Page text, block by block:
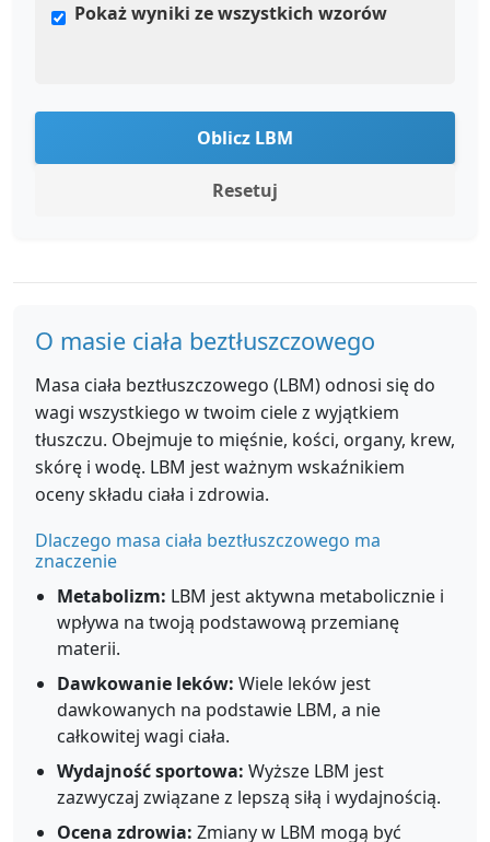
Pokaż wyniki ze wszystkich wzorów
Oblicz LBM
Resetuj
O masie ciała beztłuszczowego
Masa ciała beztłuszczowego (LBM) odnosi się do
wagi wszystkiego w twoim ciele z wyjątkiem
tłuszczu. Obejmuje to mięśnie, kości, organy, krew,
skórę i wodę. LBM jest ważnym wskaźnikiem
oceny składu ciała i zdrowia.
Dlaczego masa ciała beztłuszczowego ma
znaczenie
Metabolizm: LBM jest aktywna metabolicznie i
wpływa na twoją podstawową przemianę
materii.
Dawkowanie leków: Wiele leków jest
dawkowanych na podstawie LBM, a nie
całkowitej wagi ciała.
Wydajność sportowa: Wyższe LBM jest
zazwyczaj związane z lepszą siłą i wydajnością.
Ocena zdrowia: Zmiany w LBM mogą być